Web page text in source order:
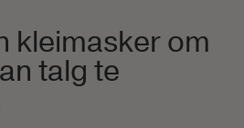
kleimasker om
talg te